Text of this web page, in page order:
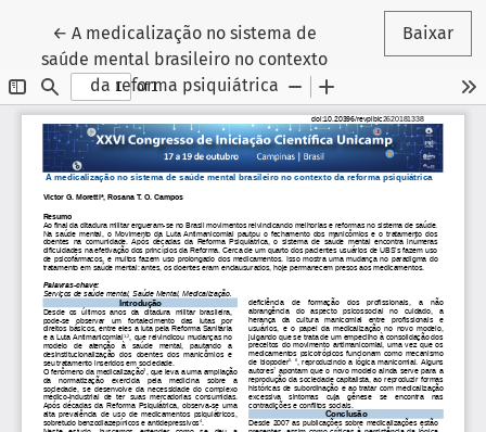
←Voltar aos Detalhes do Artigo
A medicalização no sistema de
saúde mental brasileiro no contexto
da reforma psiquiátrica
Baixar